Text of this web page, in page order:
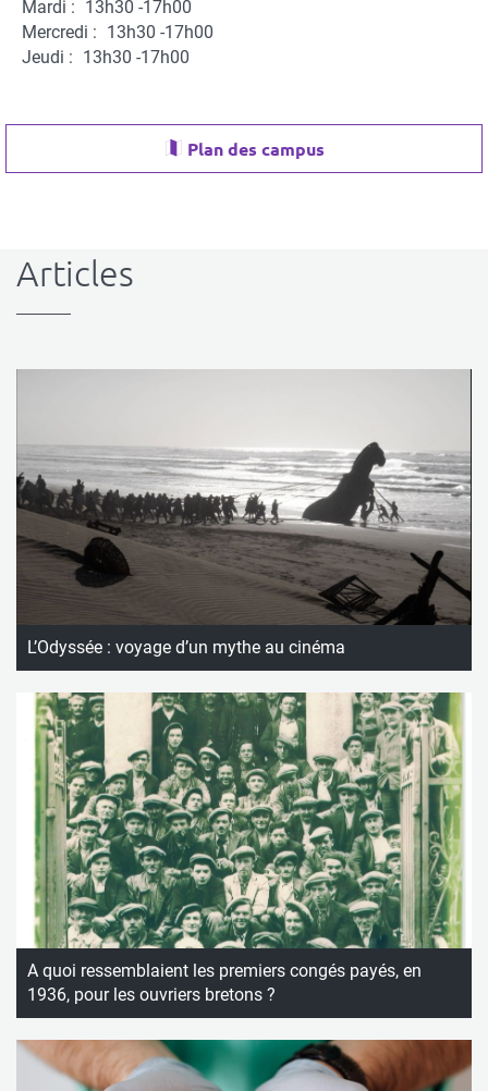
Mardi : 13h30 -17h00
Mercredi : 13h30 -17h00
Jeudi : 13h30 -17h00
Plan des campus
Articles
L’Odyssée : voyage d’un mythe au cinéma
A quoi ressemblaient les premiers congés payés, en
1936, pour les ouvriers bretons ?